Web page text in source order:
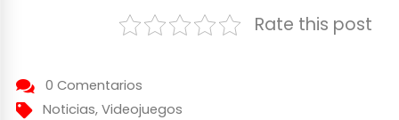
Rate this post
0 Comentarios
Noticias, Videojuegos